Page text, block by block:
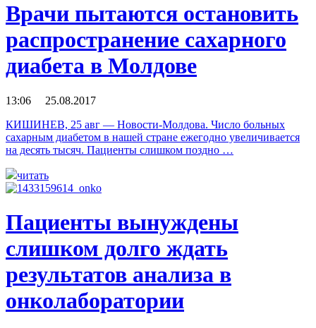
Врачи пытаются остановить
распространение сахарного
диабета в Молдове
13:06 25.08.2017
КИШИНЕВ, 25 авг — Новости-Молдова. Число больных
сахарным диабетом в нашей стране ежегодно увеличивается
на десять тысяч. Пациенты слишком поздно …
читать
Пациенты вынуждены
слишком долго ждать
результатов анализа в
онколаборатории